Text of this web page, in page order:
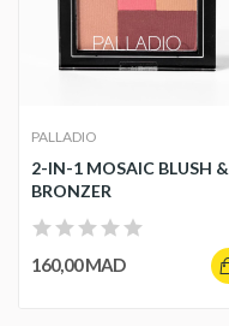
PALLADIO
2-IN-1 MOSAIC BLUSH &
BRONZER
160,00 MAD